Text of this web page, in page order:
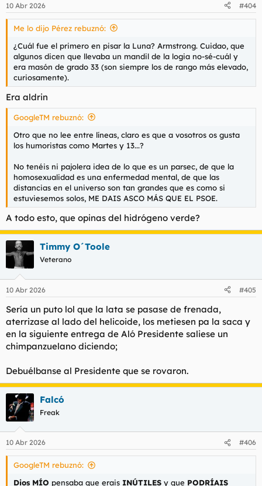
e
s
10 Abr 2026 #404
Me lo dijo Pérez rebuznó:
¿Cuál fue el primero en pisar la Luna? Armstrong. Cuidao, que
algunos dicen que llevaba un mandil de la logia no-sé-cuál y
era masón de grado 33 (son siempre los de rango más elevado,
curiosamente).
Era aldrin
GoogleTM rebuznó:
Otro que no lee entre líneas, claro es que a vosotros os gusta
los humoristas como Martes y 13...?
No tenéis ni pajolera idea de lo que es un parsec, de que la
homosexualidad es una enfermedad mental, de que las
distancias en el universo son tan grandes que es como si
estuviesemos solos, ME DAIS ASCO MÁS QUE EL PSOE.
A todo esto, que opinas del hidrógeno verde?
Timmy O´Toole
Veterano
10 Abr 2026 #405
Sería un puto lol que la lata se pasase de frenada,
aterrizase al lado del helicoide, los metiesen pa la saca y
en la siguiente entrega de Aló Presidente saliese un
chimpanzuelano diciendo;
Debuélbanse al Presidente que se rovaron.
Falcó
Freak
10 Abr 2026 #406
GoogleTM rebuznó:
Dios MÍO pensaba que erais INÚTILES y que PODRÍAIS